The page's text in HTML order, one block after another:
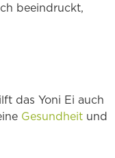
beeindruckt,
das Yoni Ei auch
Gesundheit und